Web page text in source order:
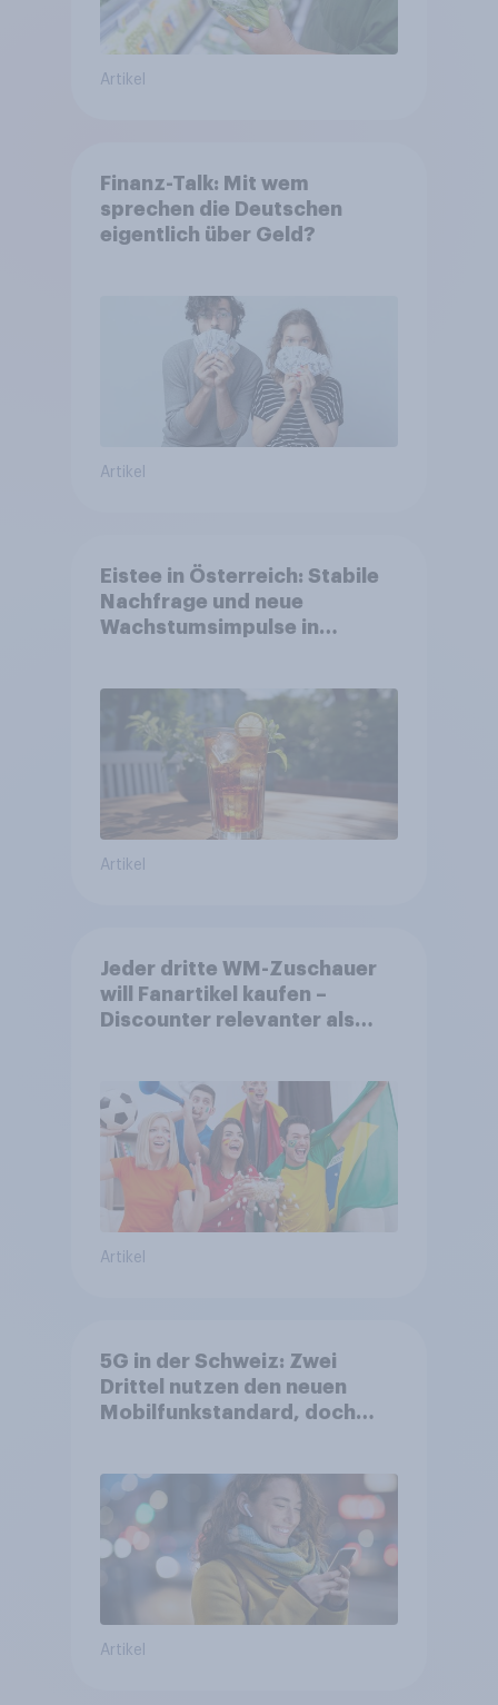
Artikel
Finanz-Talk: Mit wem
sprechen die Deutschen
eigentlich über Geld?
Artikel
Eistee in Österreich: Stabile
Nachfrage und neue
Wachstumsimpulse in
Artikel
Jeder dritte WM-Zuschauer
will Fanartikel kaufen –
Discounter relevanter als
Artikel
5G in der Schweiz: Zwei
Drittel nutzen den neuen
Mobilfunkstandard, doch
Artikel